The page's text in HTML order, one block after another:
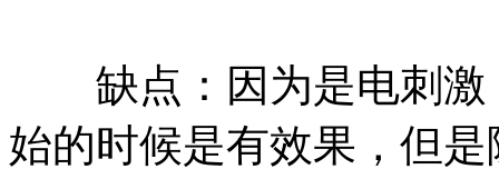
缺点：因为是电刺激
始的时候是有效果，但